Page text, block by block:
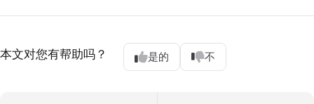
本文对您有帮助吗？ 是的 不